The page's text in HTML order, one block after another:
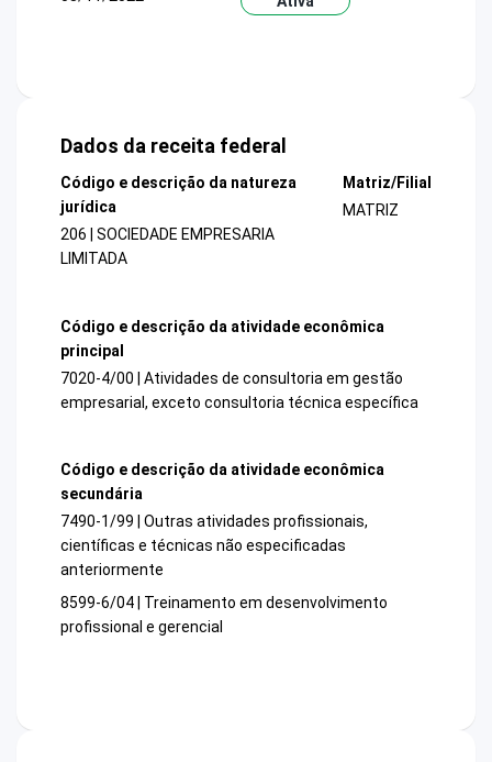
Dados da receita federal
Código e descrição da natureza
jurídica
206 | SOCIEDADE EMPRESARIA
LIMITADA
Matriz/Filial
MATRIZ
Código e descrição da atividade econômica
principal
7020-4/00 | Atividades de consultoria em gestão
empresarial, exceto consultoria técnica específica
Código e descrição da atividade econômica
secundária
7490-1/99 | Outras atividades profissionais,
científicas e técnicas não especificadas
anteriormente
8599-6/04 | Treinamento em desenvolvimento
profissional e gerencial